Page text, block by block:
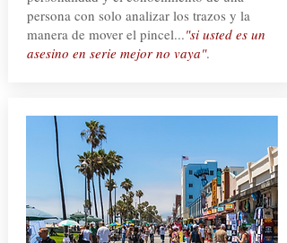
persona con solo analizar los trazos y la
manera de mover el pincel..."si usted es un
asesino en serie mejor no vaya".